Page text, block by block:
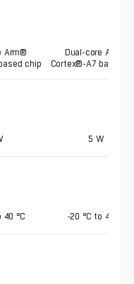
Arm®
chip
Dual-core Arm®
Cortex®-A7 based
5 W
40 °C -20 °C to 40 °C